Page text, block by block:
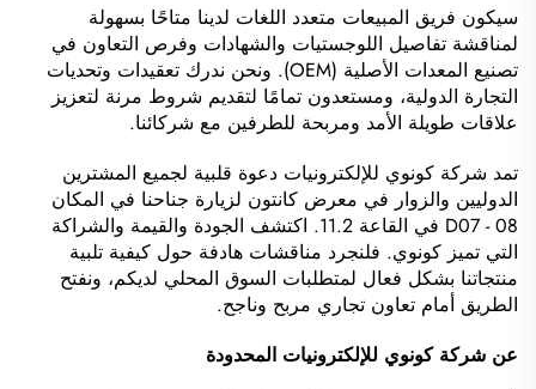
سيكون فريق المبيعات متعدد اللغات لدينا متاحًا بسهولة
لمناقشة تفاصيل اللوجستيات والشهادات وفرص التعاون في
تصنيع المعدات الأصلية (OEM). ونحن ندرك تعقيدات وتحديات
التجارة الدولية، ومستعدون تمامًا لتقديم شروط مرنة لتعزيز
علاقات طويلة الأمد ومربحة للطرفين مع شركائنا.
تمد شركة كونوي للإلكترونيات دعوة قلبية لجميع المشترين
الدوليين والزوار في معرض كانتون لزيارة جناحنا في المكان
D07 - 08 في القاعة 11.2. اكتشف الجودة والقيمة والشراكة
التي تميز كونوي. فلنجرد مناقشات هادفة حول كيفية تلبية
منتجاتنا بشكل فعال لمتطلبات السوق المحلي لديكم، ونفتح
الطريق أمام تعاون تجاري مربح وناجح.
عن شركة كونوي للإلكترونيات المحدودة